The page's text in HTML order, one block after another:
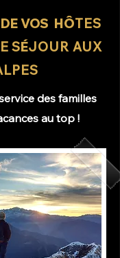
VOS HÔTES
SÉJOUR AUX
des familles
au top !